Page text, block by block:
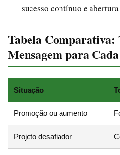
sucesso contínuo e
Tabela Comparativa:
Mensagem para
Situação
Promoção ou aumento
Projeto desafiador